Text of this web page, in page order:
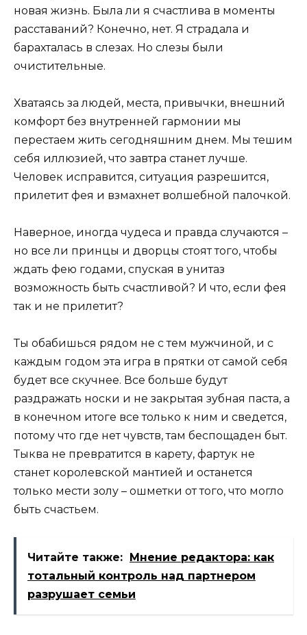
новая жизнь. Была ли я счастлива в моменты
расставаний? Конечно, нет. Я страдала и
барахталась в слезах. Но слезы были
очистительные.
Хватаясь за людей, места, привычки, внешний
комфорт без внутренней гармонии мы
перестаем жить сегодняшним днем. Мы тешим
себя иллюзией, что завтра станет лучше.
Человек исправится, ситуация разрешится,
прилетит фея и взмахнет волшебной палочкой.
Наверное, иногда чудеса и правда случаются –
но все ли принцы и дворцы стоят того, чтобы
ждать фею годами, спуская в унитаз
возможность быть счастливой? И что, если фея
так и не прилетит?
Ты обабишься рядом не с тем мужчиной, и с
каждым годом эта игра в прятки от самой себя
будет все скучнее. Все больше будут
раздражать носки и не закрытая зубная паста, а
в конечном итоге все только к ним и сведется,
потому что где нет чувств, там беспощаден быт.
Тыква не превратится в карету, фартук не
станет королевской мантией и останется
только мести золу – ошметки от того, что могло
быть счастьем.
Читайте также:
Мнение редактора: как
тотальный контроль над партнером
разрушает семьи